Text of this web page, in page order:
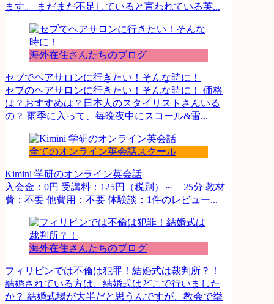
ます。 まだまだ不足していると言われている英...
海外在住さんたちのブログ
セブでヘアサロンに行きたい！そんな時に！
セブのヘアサロンに行きたい！そんな時に！ 価格
は？おすすめは？日本人のスタイリストさんいる
の？ 雨季に入って、毎晩夜中にスコール&雷...
全てのオンライン英会話スクール
Kimini 学研のオンライン英会話
入会金：0円 受講料：125円（税別）～ 25分 教材
費：不要 他費用：不要 体験談：1件のレビュー...
海外在住さんたちのブログ
フィリピンでは不倫は犯罪！結婚式は裁判所？！
結婚されている方は、結婚式はどこで行いました
か？ 結婚式場が大半だと思うんですが、教会で挙